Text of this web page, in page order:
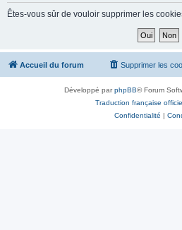
Êtes-vous sûr de vouloir supprimer les
Accueil du forum Supprimer les
Développé parphpBB® Forum
Traduction française
Confidentialité |